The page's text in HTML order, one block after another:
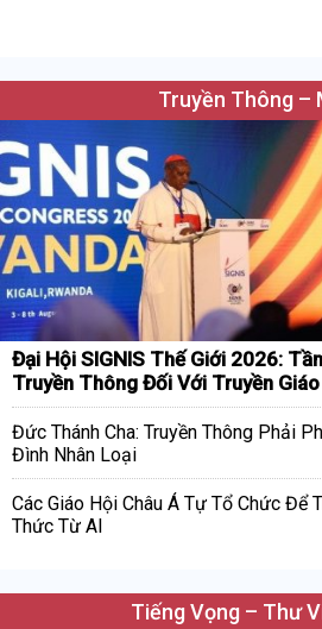
Truyền Thông –
Đại Hội SIGNIS Thế Giới 2026:
Truyền Thông Đối Với Truyền Giáo
Đức Thánh Cha: Truyền Thông Phải
Đình Nhân Loại
Các Giáo Hội Châu Á Tự Tổ Chức Để
Thức Từ AI
Tiếng Vọng – Thư